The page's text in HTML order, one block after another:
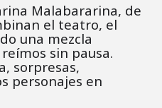
Malabararina, de
el teatro, el
una mezcla
sin pausa.
sorpresas,
personajes en